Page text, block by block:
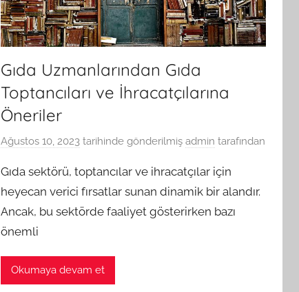
Gıda Uzmanlarından Gıda
Toptancıları ve İhracatçılarına
Öneriler
Ağustos 10, 2023 tarihinde gönderilmiş admin tarafından
Gıda sektörü, toptancılar ve ihracatçılar için
heyecan verici fırsatlar sunan dinamik bir alandır.
Ancak, bu sektörde faaliyet gösterirken bazı
önemli
Okumaya devam et